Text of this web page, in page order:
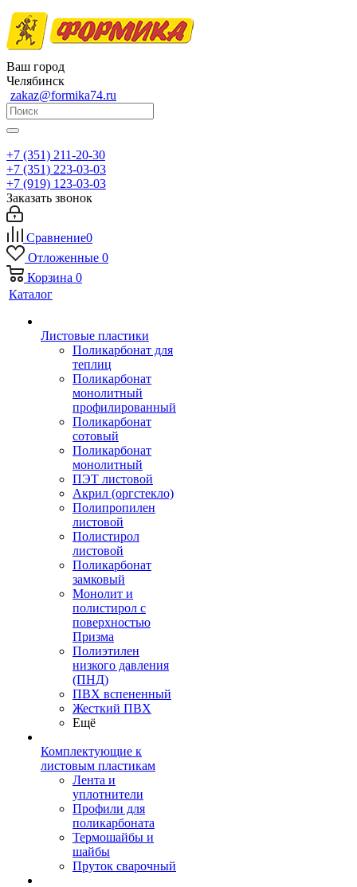
Ваш город
Челябинск
zakaz@formika74.ru
+7 (351) 211-20-30
+7 (351) 223-03-03
+7 (919) 123-03-03
Заказать звонок
Сравнение0
Отложенные 0
Корзина 0
Каталог
Листовые пластики
Поликарбонат для
теплиц
Поликарбонат
монолитный
профилированный
Поликарбонат
сотовый
Поликарбонат
монолитный
ПЭТ листовой
Акрил (оргстекло)
Полипропилен
листовой
Полистирол
листовой
Поликарбонат
замковый
Монолит и
полистирол с
поверхностью
Призма
Полиэтилен
низкого давления
(ПНД)
ПВХ вспененный
Жесткий ПВХ
Ещё
Комплектующие к
листовым пластикам
Лента и
уплотнители
Профили для
поликарбоната
Термошайбы и
шайбы
Пруток сварочный